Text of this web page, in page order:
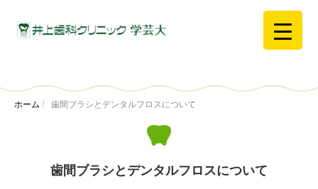
ホーム / 歯間ブラシとデンタルフロスについて
歯間ブラシとデンタルフロスについて